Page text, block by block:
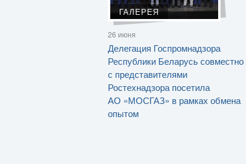
ГАЛЕРЕЯ
26 июня
Делегация Госпромнадзора
Республики Беларусь совместно
с представителями
Ростехнадзора посетила
АО «МОСГАЗ» в рамках обмена
опытом